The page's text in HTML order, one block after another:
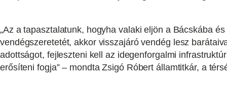
„Az a tapasztalatunk, hogyha valaki eljön a Bácskába
vendégszeretetét, akkor visszajáró vendég lesz
adottságot, fejleszteni kell az idegenforgalmi
erősíteni fogja” – mondta Zsigó Róbert államtitkár, a